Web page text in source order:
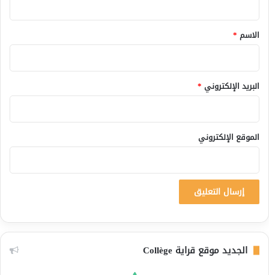
*
الاسم *
البريد الإلكتروني *
الموقع الإلكتروني
الجديد موقع قراية Collège